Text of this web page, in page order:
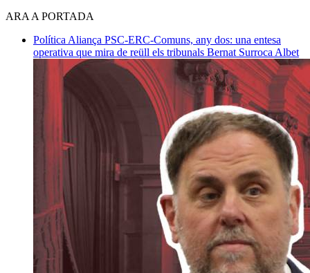
ARA A PORTADA
Política Aliança PSC-ERC-Comuns, any dos: una entesa
operativa que mira de reüll els tribunals Bernat Surroca Albet